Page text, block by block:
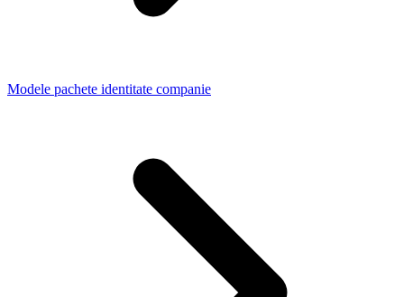
Modele pachete identitate companie